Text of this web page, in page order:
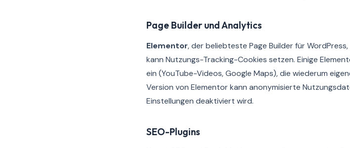
Page Builder und Analytics
Elementor, der beliebteste Page Builder für
kann Nutzungs-Tracking-Cookies setzen. Einige
ein (YouTube-Videos, Google Maps), die wiederum
Version von Elementor kann anonymisierte
Einstellungen deaktiviert wird.
SEO-Plugins